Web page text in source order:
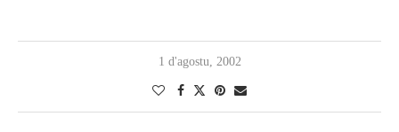
1 d'agostu, 2002